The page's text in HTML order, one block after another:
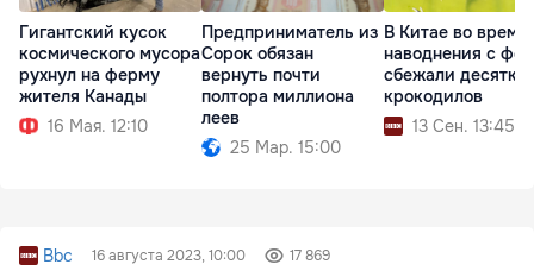
Гигантский кусок
космического мусора
рухнул на ферму
жителя Канады
16 Мая. 12:10
Предприниматель из
Сорок обязан
вернуть почти
полтора миллиона
леев
25 Мар. 15:00
В Китае во время
наводнения с
сбежали десятки
крокодилов
13 Сен. 13:45
Bbc 16 августа 2023, 10:00 17 869